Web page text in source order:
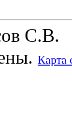
С.В.
Карта